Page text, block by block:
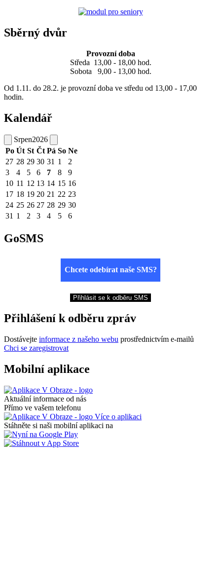
Sběrný dvůr
Provozní doba
Středa 13,00 - 18,00 hod.
Sobota 9,00 - 13,00 hod.
Od 1.11. do 28.2. je provozní doba ve středu od 13,00 - 17,00
hodin.
Kalendář
Srpen2026
Po Út St Čt Pá So Ne
27 28 29 30 31 1
2
3
4 5 6 7 8
9
10 11 12 13 14 15 16
17 18 19 20 21 22 23
24 25 26 27 28 29 30
31 1 2 3 4 5 6
GoSMS
Chcete odebírat naše SMS?
Přihlásit se k odběru SMS
Přihlášení k odběru zpráv
Dostávejte informace z našeho webu prostřednictvím e-mailů
Chci se zaregistrovat
Mobilní aplikace
Aktuální informace od nás
Přímo ve vašem telefonu
Více o aplikaci
Stáhněte si naši mobilní aplikaci na